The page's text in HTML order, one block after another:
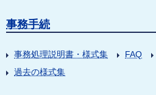
事務手続
事務処理説明書・様式集 FAQ
過去の様式集